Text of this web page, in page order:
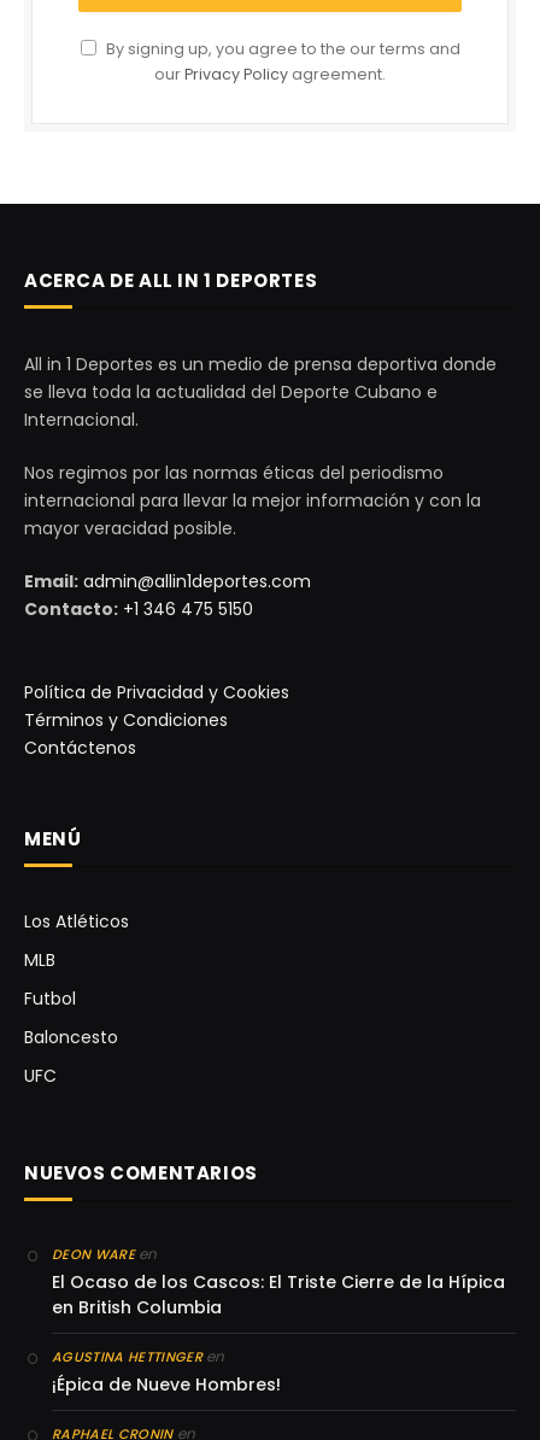
By signing up, you agree to the our terms and
ourPrivacy Policy agreement.
ACERCA DE ALL IN 1 DEPORTES
All in 1 Deportes es un medio de prensa deportiva donde
se lleva toda la actualidad del Deporte Cubano e
Internacional.
Nos regimos por las normas éticas del periodismo
internacional para llevar la mejor información y con la
mayor veracidad posible.
Email: admin@allin1deportes.com
Contacto: +1 346 475 5150
Política de Privacidad y Cookies
Términos y Condiciones
Contáctenos
MENÚ
Los Atléticos
MLB
Futbol
Baloncesto
UFC
NUEVOS COMENTARIOS
DEON WAREen
El Ocaso de los Cascos: El Triste Cierre de la Hípica
en British Columbia
AGUSTINA HETTINGERen
¡Épica de Nueve Hombres!
RAPHAEL CRONINen